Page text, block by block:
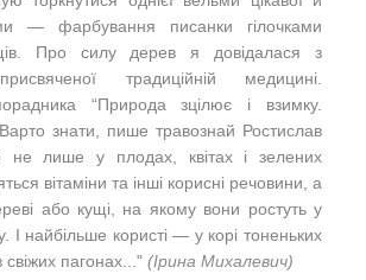
— фарбування писанки гілочками
Про силу дерев я довідалася з
традиційній медицині.
“Природа зцілює і взимку.
Варто знати, пише травознай Ростислав
лише у плодах, квітах і зелених
вітаміни та інші корисні речовини, а
або кущі, на якому вони ростуть у
І найбільше користі — у корі тоненьких
свіжих пагонах..." (Ірина Михалевич)